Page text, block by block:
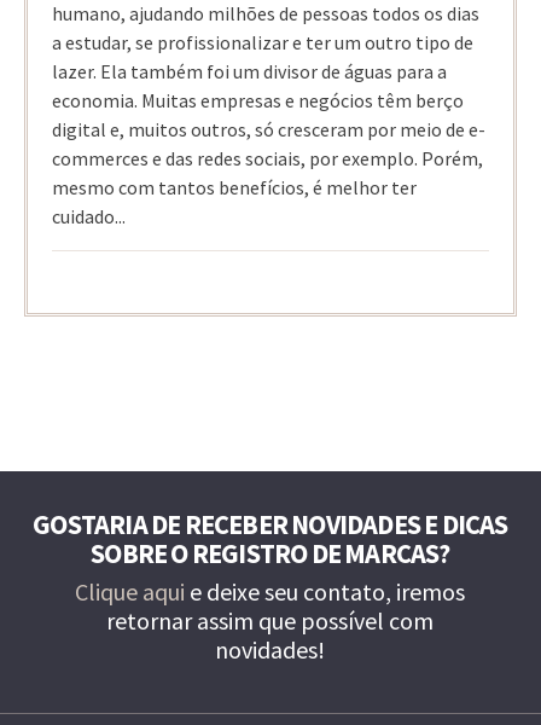
humano, ajudando milhões de pessoas todos os dias
a estudar, se profissionalizar e ter um outro tipo de
lazer. Ela também foi um divisor de águas para a
economia. Muitas empresas e negócios têm berço
digital e, muitos outros, só cresceram por meio de e-
commerces e das redes sociais, por exemplo. Porém,
mesmo com tantos benefícios, é melhor ter
cuidado...
GOSTARIA DE RECEBER NOVIDADES E DICAS
SOBRE O REGISTRO DE MARCAS?
Clique aqui e deixe seu contato, iremos
retornar assim que possível com
novidades!